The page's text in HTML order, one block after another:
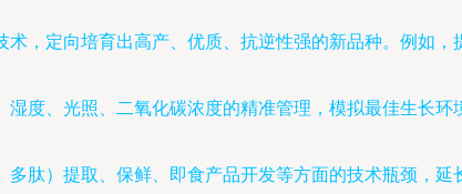
术，定向培育出高产、优质、抗逆性强的新品种。例如
度、光照、二氧化碳浓度的精准管理，模拟最佳生长
多肽）提取、保鲜、即食产品开发等方面的技术瓶颈，延